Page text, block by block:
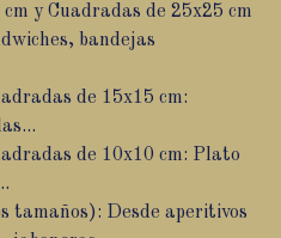
y Cuadradas de 25x25 cm
bandejas
de 15x15 cm:
de 10x10 cm: Plato
Desde aperitivos